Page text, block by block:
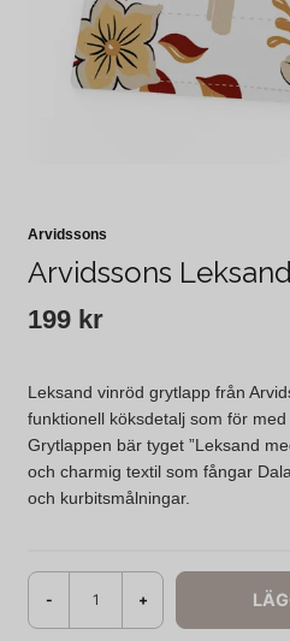
Arvidssons
Arvidssons
199 kr
Leksand vinröd grytlapp från
funktionell köksdetalj som för med
Grytlappen bär tyget ”Leksand
och charmig textil som fångar
och kurbitsmålningar.
- +